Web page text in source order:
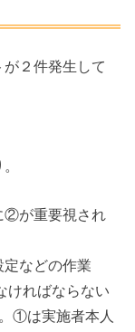
２件発生して
②が重要視され
などの作業
ければならない
①は実施者本人